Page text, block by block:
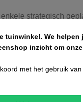
strategisch
leggen om zo de
tuinwinkel. We helpen
inzicht om
met het gebruik